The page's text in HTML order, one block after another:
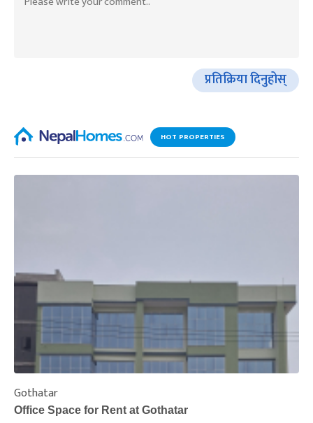
प्रतिक्रिया दिनुहोस्
HOT PROPERTIES
Gothatar
Office Space for Rent at Gothatar